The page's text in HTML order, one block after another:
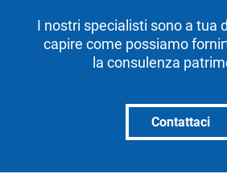
I nostri specialisti sono a tua
capire come possiamo
la consulenza
Contattaci